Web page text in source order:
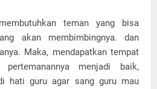
teman yang bisa
akan membimbingnya. dan
Maka, mendapatkan tempat
menjadi baik,
hati guru agar sang guru mau